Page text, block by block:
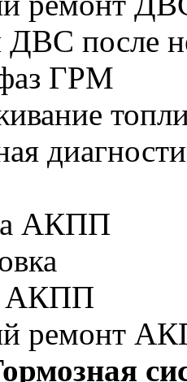
после
ГРМ
АКПП
АКПП
ремонт